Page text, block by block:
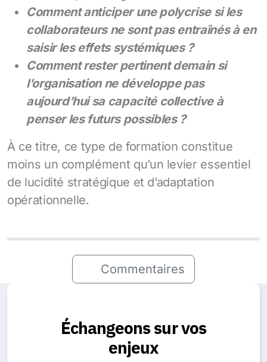
Comment anticiper une polycrise si les
collaborateurs ne sont pas entraînés à en
saisir les effets systémiques ?
Comment rester pertinent demain si
l’organisation ne développe pas
aujourd’hui sa capacité collective à
penser les futurs possibles ?
À ce titre, ce type de formation constitue
moins un complément qu’un levier essentiel
de lucidité stratégique et d’adaptation
opérationnelle.
Commentaires
Échangeons sur vos
enjeux